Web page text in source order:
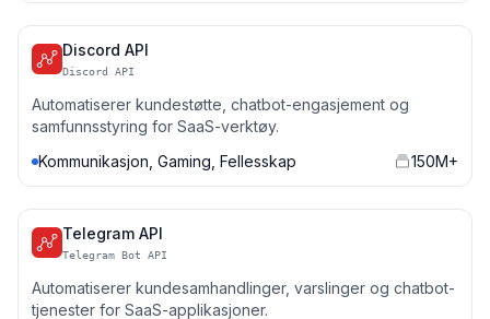
Discord API
Discord API
Automatiserer kundestøtte, chatbot-engasjement og
samfunnsstyring for SaaS-verktøy.
Kommunikasjon, Gaming, Fellesskap
150M+
Telegram API
Telegram Bot API
Automatiserer kundesamhandlinger, varslinger og chatbot-
tjenester for SaaS-applikasjoner.